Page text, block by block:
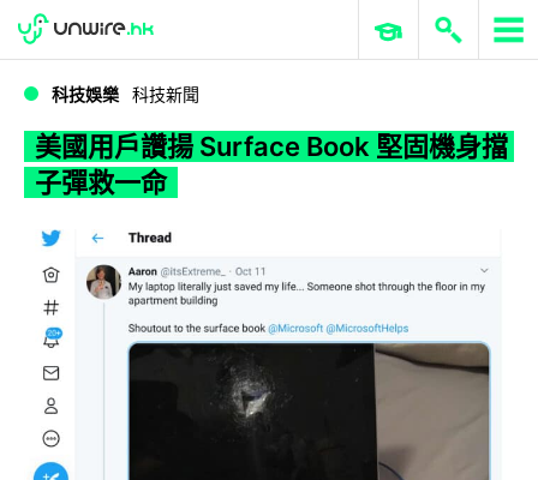
WWDC 2026 ERP 與商業 AI
科技娛樂 科技新聞
美國用戶讚揚 Surface Book 堅固機身擋
子彈救一命